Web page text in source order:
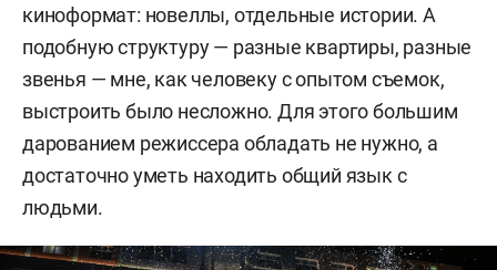
киноформат: новеллы, отдельные истории. А
подобную структуру — разные квартиры, разные
звенья — мне, как человеку с опытом съемок,
выстроить было несложно. Для этого большим
дарованием режиссера обладать не нужно, а
достаточно уметь находить общий язык с
людьми.